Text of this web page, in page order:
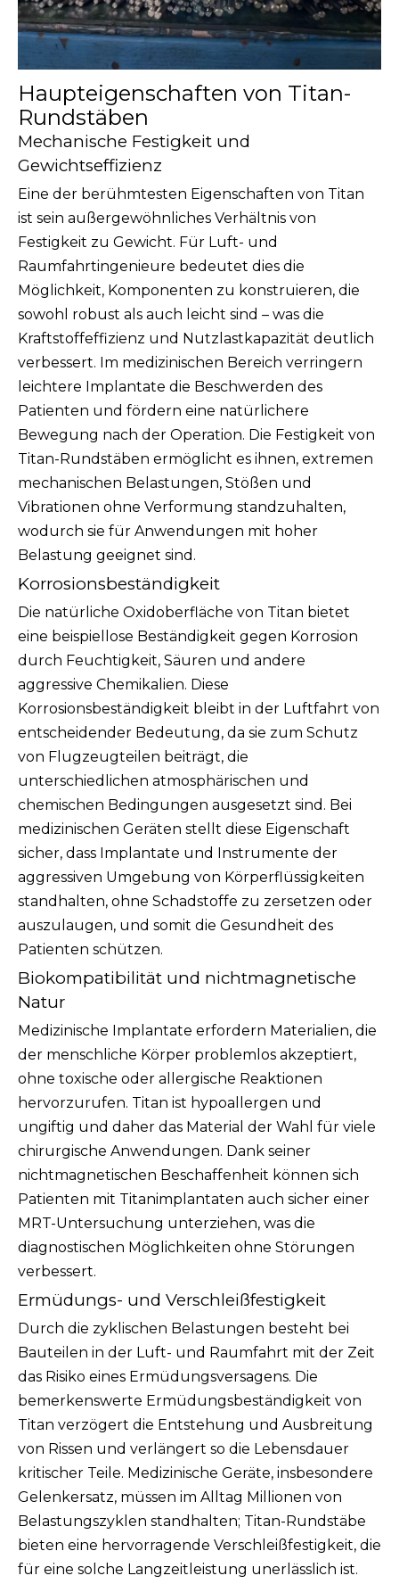
Haupteigenschaften von Titan-
Rundstäben
Mechanische Festigkeit und
Gewichtseffizienz
Eine der berühmtesten Eigenschaften von Titan
ist sein außergewöhnliches Verhältnis von
Festigkeit zu Gewicht. Für Luft- und
Raumfahrtingenieure bedeutet dies die
Möglichkeit, Komponenten zu konstruieren, die
sowohl robust als auch leicht sind – was die
Kraftstoffeffizienz und Nutzlastkapazität deutlich
verbessert. Im medizinischen Bereich verringern
leichtere Implantate die Beschwerden des
Patienten und fördern eine natürlichere
Bewegung nach der Operation. Die Festigkeit von
Titan-Rundstäben ermöglicht es ihnen, extremen
mechanischen Belastungen, Stößen und
Vibrationen ohne Verformung standzuhalten,
wodurch sie für Anwendungen mit hoher
Belastung geeignet sind.
Korrosionsbeständigkeit
Die natürliche Oxidoberfläche von Titan bietet
eine beispiellose Beständigkeit gegen Korrosion
durch Feuchtigkeit, Säuren und andere
aggressive Chemikalien. Diese
Korrosionsbeständigkeit bleibt in der Luftfahrt von
entscheidender Bedeutung, da sie zum Schutz
von Flugzeugteilen beiträgt, die
unterschiedlichen atmosphärischen und
chemischen Bedingungen ausgesetzt sind. Bei
medizinischen Geräten stellt diese Eigenschaft
sicher, dass Implantate und Instrumente der
aggressiven Umgebung von Körperflüssigkeiten
standhalten, ohne Schadstoffe zu zersetzen oder
auszulaugen, und somit die Gesundheit des
Patienten schützen.
Biokompatibilität und nichtmagnetische
Natur
Medizinische Implantate erfordern Materialien, die
der menschliche Körper problemlos akzeptiert,
ohne toxische oder allergische Reaktionen
hervorzurufen. Titan ist hypoallergen und
ungiftig und daher das Material der Wahl für viele
chirurgische Anwendungen. Dank seiner
nichtmagnetischen Beschaffenheit können sich
Patienten mit Titanimplantaten auch sicher einer
MRT-Untersuchung unterziehen, was die
diagnostischen Möglichkeiten ohne Störungen
verbessert.
Ermüdungs- und Verschleißfestigkeit
Durch die zyklischen Belastungen besteht bei
Bauteilen in der Luft- und Raumfahrt mit der Zeit
das Risiko eines Ermüdungsversagens. Die
bemerkenswerte Ermüdungsbeständigkeit von
Titan verzögert die Entstehung und Ausbreitung
von Rissen und verlängert so die Lebensdauer
kritischer Teile. Medizinische Geräte, insbesondere
Gelenkersatz, müssen im Alltag Millionen von
Belastungszyklen standhalten; Titan-Rundstäbe
bieten eine hervorragende Verschleißfestigkeit, die
für eine solche Langzeitleistung unerlässlich ist.